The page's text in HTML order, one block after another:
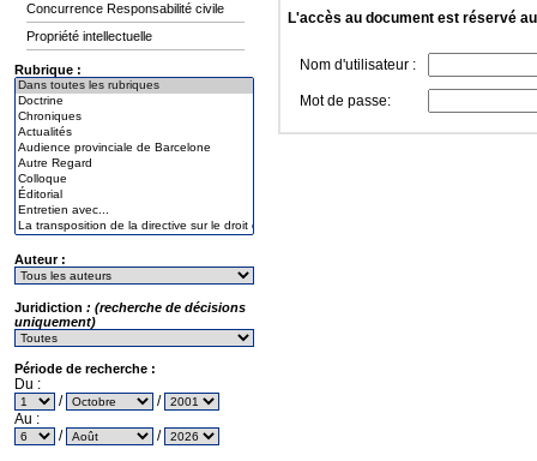
Concurrence Responsabilité civile
Propriété intellectuelle
Rubrique :
Auteur :
Juridiction : (recherche de décisions
uniquement)
Période de recherche :
Du :
/
/
Au :
/
/
L'accès au document est réservé
Nom d'utilisateur :
Mot de passe: